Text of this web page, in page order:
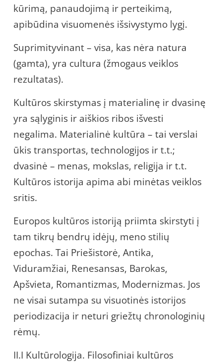
kūrimą, panaudojimą ir perteikimą,
apibūdina visuomenės išsivystymo lygį.
Suprimityvinant – visa, kas nėra natura
(gamta), yra cultura (žmogaus veiklos
rezultatas).
Kultūros skirstymas į materialinę ir dvasinę
yra sąlyginis ir aiškios ribos išvesti
negalima. Materialinė kultūra – tai verslai
ūkis transportas, technologijos ir t.t.;
dvasinė – menas, mokslas, religija ir t.t.
Kultūros istorija apima abi minėtas veiklos
sritis.
Europos kultūros istoriją priimta skirstyti į
tam tikrų bendrų idėjų, meno stilių
epochas. Tai Priešistorė, Antika,
Viduramžiai, Renesansas, Barokas,
Apšvieta, Romantizmas, Modernizmas. Jos
ne visai sutampa su visuotinės istorijos
periodizacija ir neturi griežtų chronologinių
rėmų.
II.I Kultūrologija. Filosofiniai kultūros